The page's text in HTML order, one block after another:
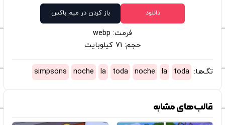
دانلود باز کردن در میم باکس
فرمت: webp
حجم: 71 کیلوبایت
تگ‌ها: toda
la
noche
toda
la
noche
simpsons
قالب‌های مشابه